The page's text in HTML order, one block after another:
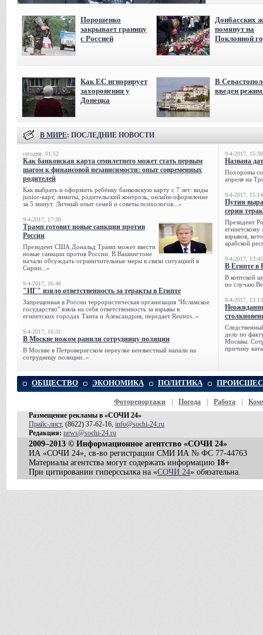
Порошенко
закрывает границу
с Россией
Донбасских
помянут на
Поклонной
Как ЕС игнорирует
захоронения у
Донецка
В
введен
В МИРЕ: ПОСЛЕДНИЕ НОВОСТИ
сегодня, 01:52
Как банковская карта семилетнего может стать первым
шагом к финансовой независимости: опыт современных
родителей
Как выбрать и оформить ребёнку банковскую карту с 7 лет: виды
junior-карт, лимиты, родительский контроль, онлайн-оформление
за 5 минут. Личный опыт семей и советы психологов...»
9-4-2017, 17:30
Трамп готовит новые санкции против
России
Президент США Дональд Трамп может ввести
новые санкции против России. В Вашингтоне
начали обсуждать ограничительные меры в связи ситуацией в
Сирии...»
9-4-2017, 16:46
"ИГ" взяло ответственность за теракты в Египте
Запрещенная в России террористическая организация "Исламское
государство" взяла на себя ответственность за взрывы в
египетских городах Танта и Александрия, передает Reuters..»
9-4-2017, 16:31
В Москве ножом ранили сотрудницу полиции
В Москве в Петроверигском переулке неизвестный напали на
сотрудницу полиции..»
9-4-2017, 15:30
Названа
Похороны
апреля на
9-4-2017, 15:14
Путин
серии
Президент
египетскому
взрывов,
арабской
9-4-2017, 13:45
В Египте в
В коптской
по случаю
9-4-2017, 13:13
дело по
Москвы.
причину
ОБЩЕСТВО ЭКОНОМИКА ПОЛИТИКА
Фоторепортажи Погода Работа
Размещение рекламы в «СОЧИ 24»
Прайс-лист, (8622) 37-62-16, info@sochi-24.ru
Редакция: news@sochi-24.ru
2009–2013 © Информационное агентство «СОЧИ 24»
ИА «СОЧИ 24», св-во регистрации СМИ ИА № ФС 77-44763
Материалы агентства могут содержать информацию 18+
При цитировании гиперссылка на «СОЧИ 24» обязательна.